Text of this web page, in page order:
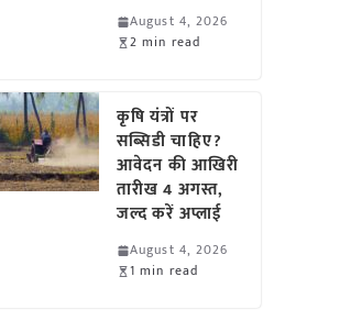
August 4, 2026
2 min read
कृषि यंत्रों पर
सब्सिडी चाहिए?
आवेदन की आखिरी
तारीख 4 अगस्त,
जल्द करें अप्लाई
August 4, 2026
1 min read